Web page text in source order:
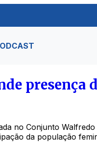
presença
no Conjunto
da população